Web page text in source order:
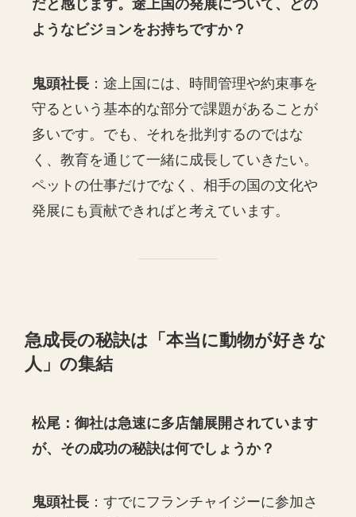
だと感じます。途上国の発展について、どの
ようなビジョンをお持ちですか？
鬼頭社長 ：途上国には、時間管理や約束事を
守るという基本的な部分で課題があることが
多いです。でも、それを批判するのではな
く、教育を通じて一緒に成長していきたい。
ペットの仕事だけでなく、相手の国の文化や
発展にも貢献できればと考えています。
急成長の秘訣は「本当に動物が好きな
人」の集結
松尾：御社は急速に多店舗展開されています
が、その成功の秘訣は何でしょうか？
鬼頭社長 ：すでにフランチャイジーに参加さ